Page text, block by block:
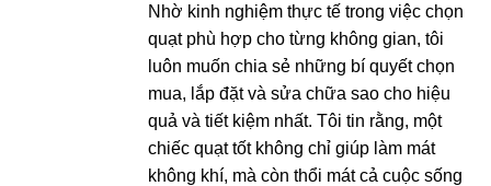
Nhờ kinh nghiệm thực tế trong việc chọn
quạt phù hợp cho từng không gian, tôi
luôn muốn chia sẻ những bí quyết chọn
mua, lắp đặt và sửa chữa sao cho hiệu
quả và tiết kiệm nhất. Tôi tin rằng, một
chiếc quạt tốt không chỉ giúp làm mát
không khí, mà còn thổi mát cả cuộc sống